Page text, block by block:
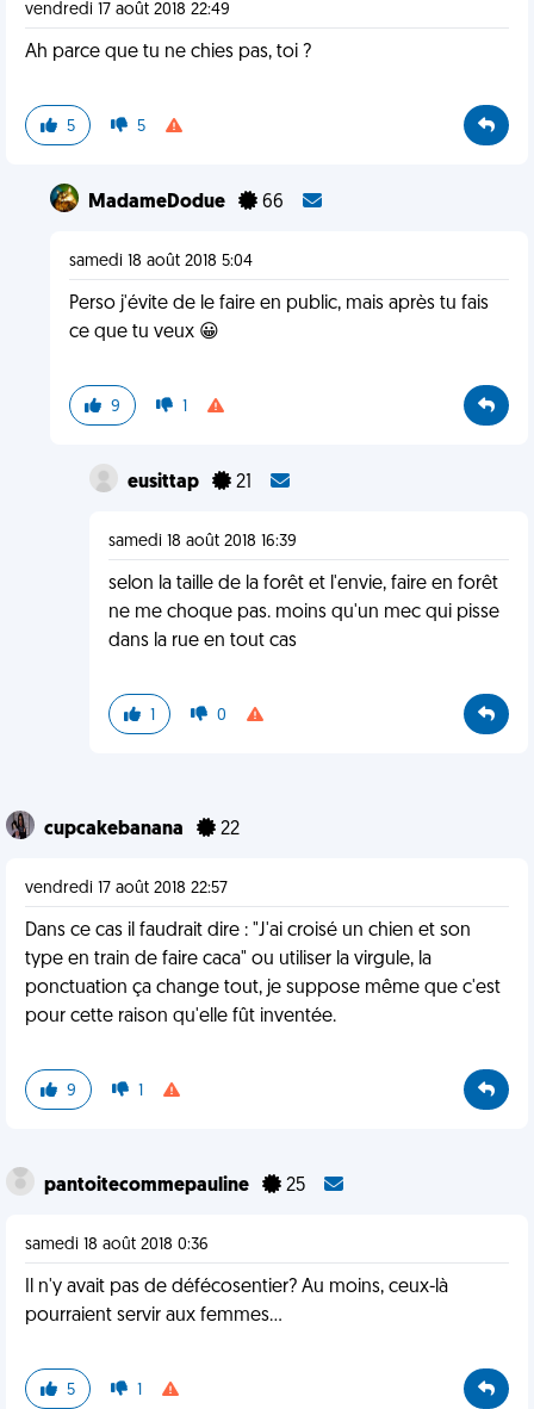
vendredi 17 août 2018 22:49
Ah parce que tu ne chies pas, toi ?
5 5
MadameDodue 66
samedi 18 août 2018 5:04
Perso j'évite de le faire en public, mais après tu fais
ce que tu veux 😀
9 1
eusittap 21
samedi 18 août 2018 16:39
selon la taille de la forêt et l'envie, faire en forêt
ne me choque pas. moins qu'un mec qui pisse
dans la rue en tout cas
1 0
cupcakebanana 22
vendredi 17 août 2018 22:57
Dans ce cas il faudrait dire : "J'ai croisé un chien et son
type en train de faire caca" ou utiliser la virgule, la
ponctuation ça change tout, je suppose même que c'est
pour cette raison qu'elle fût inventée.
9 1
pantoitecommepauline 25
samedi 18 août 2018 0:36
Il n'y avait pas de défécosentier? Au moins, ceux-là
pourraient servir aux femmes...
5 1